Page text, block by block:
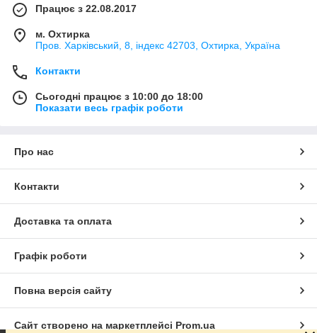
Працює з 22.08.2017
м. Охтирка
Пров. Харківський, 8, індекс 42703, Охтирка, Україна
Контакти
Сьогодні працює з 10:00 до 18:00
Показати весь графік роботи
Про нас
Контакти
Доставка та оплата
Графік роботи
Повна версія сайту
Сайт створено на маркетплейсі Prom.ua